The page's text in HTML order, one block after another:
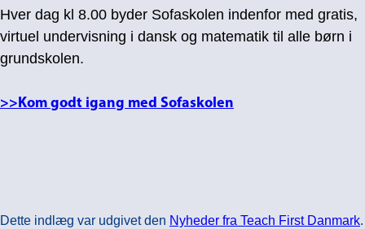
Hver dag kl 8.00 byder Sofaskolen indenfor med gratis,
virtuel undervisning i dansk og matematik til alle børn i
grundskolen.
>>Kom godt igang med Sofaskolen
Dette indlæg var udgivet den Nyheder fra Teach First Danmark.